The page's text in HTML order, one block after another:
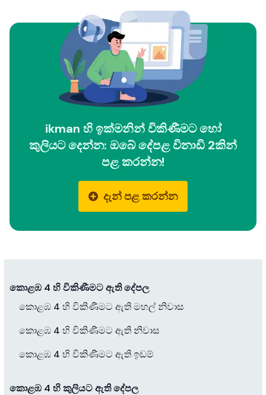
ikman හි ඉක්මනින් විකිණීමට හෝ
කුලියට දෙන්න: ඔබේ දේපළ විනාඩි 2කින්
පළ කරන්න!
දැන් පළ කරන්න
කොළඹ 4 හි විකිණීමට ඇති දේපල
කොළඹ 4 හි විකිණීමට ඇති මහල් නිවාස
කොළඹ 4 හි විකිණීමට ඇති නිවාස
කොළඹ 4 හි විකිණීමට ඇති ඉඩම්
කොළඹ 4 හි කුලියට ඇති දේපල